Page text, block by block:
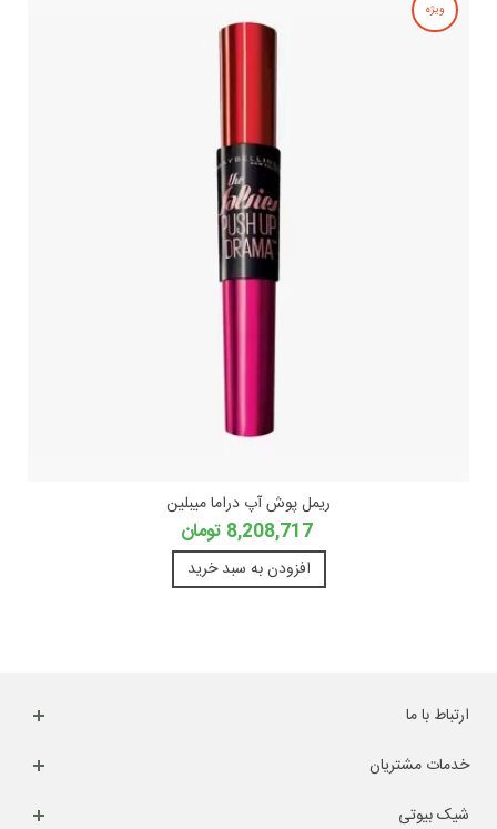
ویژه
ریمل پوش آپ دراما میبلین
8,208,717 تومان
افزودن به سبد خرید
ارتباط با ما
خدمات مشتریان
شیک بیوتی